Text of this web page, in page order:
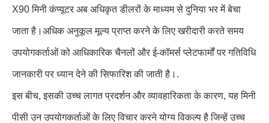
X90 मिनी कंप्यूटर अब अधिकृत डीलरों के माध्यम से दुनिया भर में बेचा
जाता है।अधिक अनुकूल मूल्य प्राप्त करने के लिए खरीदारी करते समय
उपयोगकर्ताओं को आधिकारिक चैनलों और ई-कॉमर्स प्लेटफार्मों पर गतिविधि
जानकारी पर ध्यान देने की सिफारिश की जाती है।.
इस बीच, इसकी उच्च लागत प्रदर्शन और व्यावहारिकता के कारण, यह मिनी
पीसी उन उपयोगकर्ताओं के लिए विचार करने योग्य विकल्प है जिन्हें उच्च